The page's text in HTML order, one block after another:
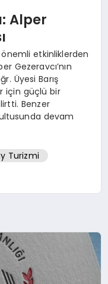
Alper
etkinliklerden
Gezeravcı’nın
Üyesi Barış
için güçlü bir
Benzer
devam
Turizmi